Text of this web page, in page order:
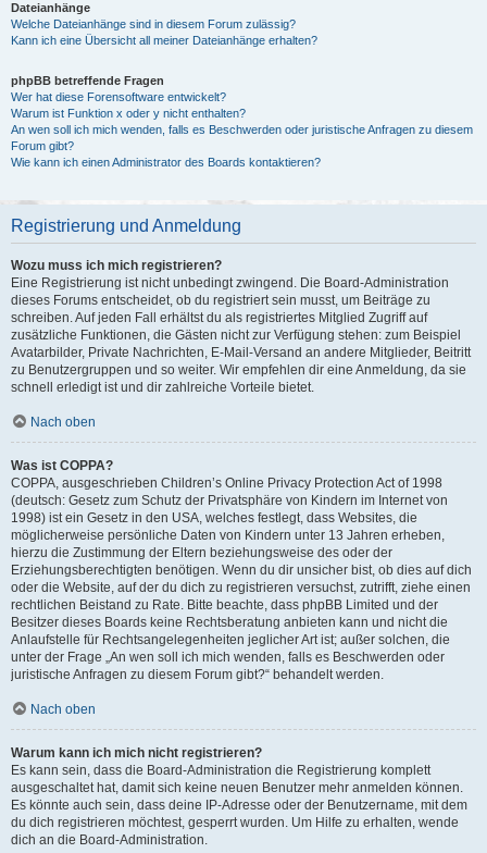
Dateianhänge
Welche Dateianhänge sind in diesem Forum zulässig?
Kann ich eine Übersicht all meiner Dateianhänge erhalten?
phpBB betreffende Fragen
Wer hat diese Forensoftware entwickelt?
Warum ist Funktion x oder y nicht enthalten?
An wen soll ich mich wenden, falls es Beschwerden oder juristische Anfragen zu diesem
Forum gibt?
Wie kann ich einen Administrator des Boards kontaktieren?
Registrierung und Anmeldung
Wozu muss ich mich registrieren?
Eine Registrierung ist nicht unbedingt zwingend. Die Board-Administration
dieses Forums entscheidet, ob du registriert sein musst, um Beiträge zu
schreiben. Auf jeden Fall erhältst du als registriertes Mitglied Zugriff auf
zusätzliche Funktionen, die Gästen nicht zur Verfügung stehen: zum Beispiel
Avatarbilder, Private Nachrichten, E-Mail-Versand an andere Mitglieder, Beitritt
zu Benutzergruppen und so weiter. Wir empfehlen dir eine Anmeldung, da sie
schnell erledigt ist und dir zahlreiche Vorteile bietet.
Nach oben
Was ist COPPA?
COPPA, ausgeschrieben Children’s Online Privacy Protection Act of 1998
(deutsch: Gesetz zum Schutz der Privatsphäre von Kindern im Internet von
1998) ist ein Gesetz in den USA, welches festlegt, dass Websites, die
möglicherweise persönliche Daten von Kindern unter 13 Jahren erheben,
hierzu die Zustimmung der Eltern beziehungsweise des oder der
Erziehungsberechtigten benötigen. Wenn du dir unsicher bist, ob dies auf dich
oder die Website, auf der du dich zu registrieren versuchst, zutrifft, ziehe einen
rechtlichen Beistand zu Rate. Bitte beachte, dass phpBB Limited und der
Besitzer dieses Boards keine Rechtsberatung anbieten kann und nicht die
Anlaufstelle für Rechtsangelegenheiten jeglicher Art ist; außer solchen, die
unter der Frage „An wen soll ich mich wenden, falls es Beschwerden oder
juristische Anfragen zu diesem Forum gibt?“ behandelt werden.
Nach oben
Warum kann ich mich nicht registrieren?
Es kann sein, dass die Board-Administration die Registrierung komplett
ausgeschaltet hat, damit sich keine neuen Benutzer mehr anmelden können.
Es könnte auch sein, dass deine IP-Adresse oder der Benutzername, mit dem
du dich registrieren möchtest, gesperrt wurden. Um Hilfe zu erhalten, wende
dich an die Board-Administration.